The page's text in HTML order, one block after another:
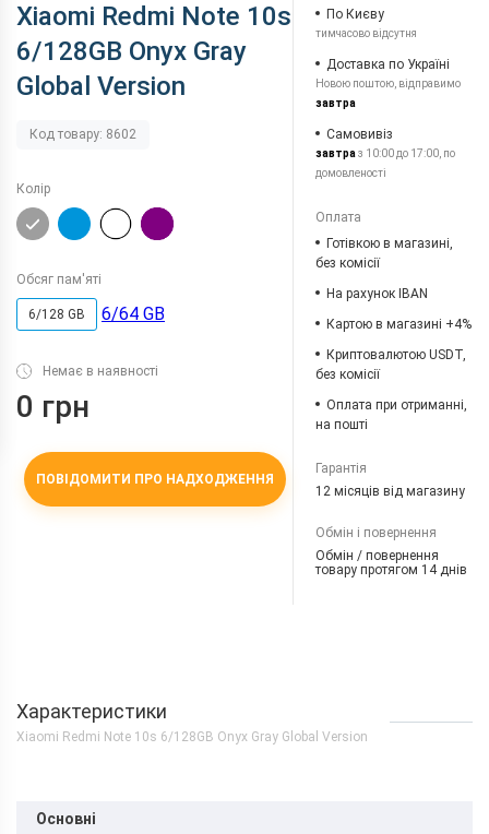
Xiaomi Redmi Note 10s
6/128GB Onyx Gray
Global Version
Код товару: 8602
Колір
Обсяг пам'яті
6/128 GB 6/64 GB
Немає в наявності
0 грн
ПОВІДОМИТИ ПРО НАДХОДЖЕННЯ
По Києву
тимчасово відсутня
Доставка по Україні
Новою поштою, відправимо
завтра
Самовивіз
завтраз 10:00 до 17:00, по
домовленості
Оплата
Готівкою в магазині,
без комісії
На рахунок IBAN
Картою в магазині +4%
Криптовалютою USDT,
без комісії
Оплата при отриманні,
на пошті
Гарантія
12 місяців від магазину
Обмін і повернення
Обмін / повернення
товару протягом 14 днів
Характеристики
Xiaomi Redmi Note 10s 6/128GB Onyx Gray Global Version
Основні